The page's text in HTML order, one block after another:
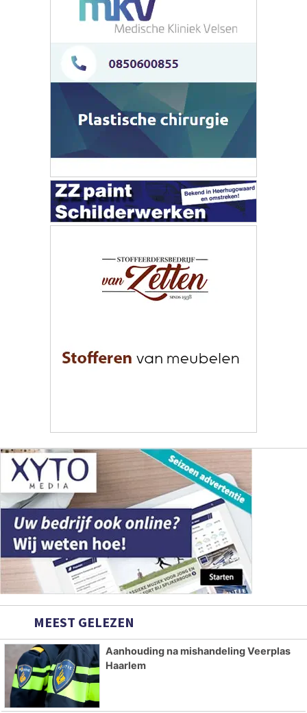
MEEST GELEZEN
Aanhouding na mishandeling Veerplas
Haarlem